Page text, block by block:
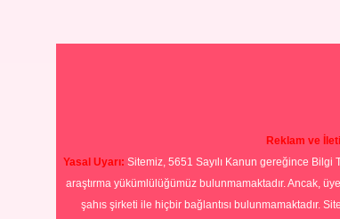
Reklam ve
Yasal Uyarı: Sitemiz, 5651 Sayılı Kanun gereğince
araştırma yükümlülüğümüz bulunmamaktadır. Ancak,
şahıs şirketi ile hiçbir bağlantısı bulunmamaktadır.